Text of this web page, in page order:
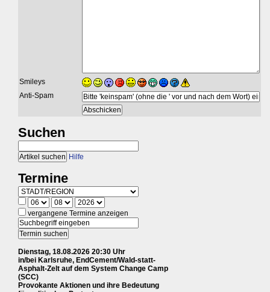
Smileys
Anti-Spam
Suchen
Hilfe
Termine
vergangene Termine anzeigen
Dienstag, 18.08.2026 20:30 Uhr
in/bei Karlsruhe, EndCement/Wald-statt-
Asphalt-Zelt auf dem System Change Camp
(SCC)
Provokante Aktionen und ihre Bedeutung